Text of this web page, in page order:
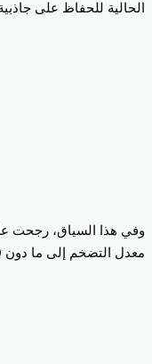
الحالية للحفاظ على
وفي هذا السياق، رجحت
معدل التضخم إلى ما دون 10%، بما يدعم تنافسية سوق الدين المحلي.